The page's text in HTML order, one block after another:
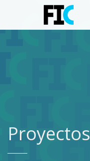
Proyectos